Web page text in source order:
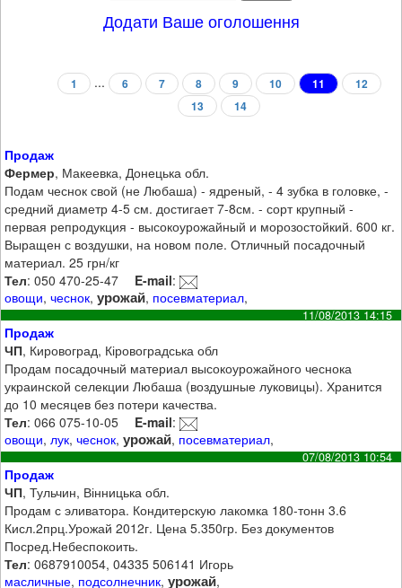
Додати Ваше оголошення
1 ... 6 7 8 9 10 11
12
13
14
Продаж
Фермер, Макеевка, Донецька обл.
Подам чеснок свой (не Любаша) - ядреный, - 4 зубка в головке, -
средний диаметр 4-5 см. достигает 7-8см. - сорт крупный -
первая репродукция - высокоурожайный и морозостойкий. 600 кг.
Выращен с воздушки, на новом поле. Отличный посадочный
материал. 25 грн/кг
Тел: 050 470-25-47 E-mail:
овощи,чеснок,урожай, посевматериал,
11/08/2013 14:15
Продаж
ЧП, Кировоград, Кіровоградська обл
Продам посадочный материал высокоурожайного чеснока
украинской селекции Любаша (воздушные луковицы). Хранится
до 10 месяцев без потери качества.
Тел: 066 075-10-05 E-mail:
овощи,лук,чеснок,урожай, посевматериал,
07/08/2013 10:54
Продаж
ЧП, Тульчин, Вінницька обл.
Продам с эливатора. Кондитерскую лакомка 180-тонн 3.6
Кисл.2прц.Урожай 2012г. Цена 5.350гр. Без документов
Посред.Небеспокоить.
Тел: 0687910054, 04335 506141 Игорь
масличные, подсолнечник,урожай,